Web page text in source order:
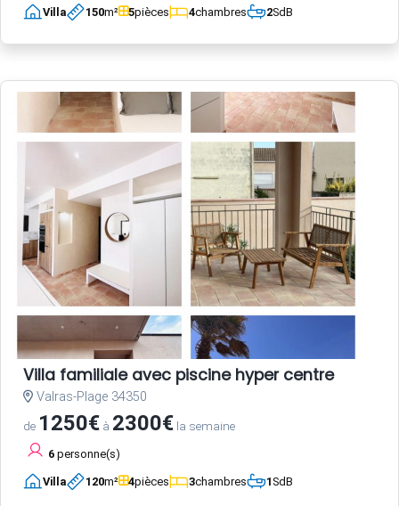
Villa 150m² 5pièces 4chambres 2SdB
Villa familiale avec piscine hyper centre
Valras-Plage 34350
de 1250€ à 2300€ la semaine
6 personne(s)
Villa 120m² 4pièces 3chambres 1SdB